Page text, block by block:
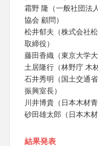
霜野 隆（一般社団法
協会 顧問）
松井郁夫（株式会社
取締役）
藤田香織（東京大学大
土居隆行（林野庁 木
石井秀明（国土交通
振興室長）
川井博貴（日本木材
砂田雄太郎（日本木
結果発表